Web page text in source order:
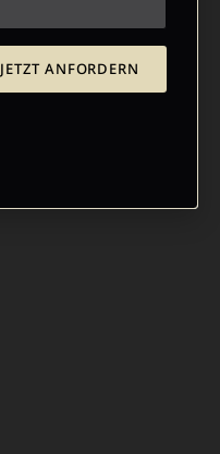
JETZT ANFORDERN